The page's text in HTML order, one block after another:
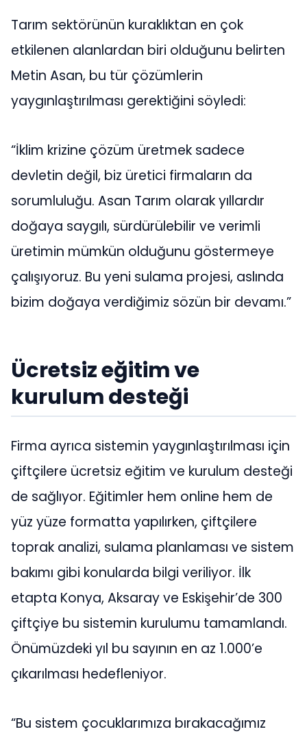
Tarım sektörünün kuraklıktan en çok
etkilenen alanlardan biri olduğunu belirten
Metin Asan, bu tür çözümlerin
yaygınlaştırılması gerektiğini söyledi:
“İklim krizine çözüm üretmek sadece
devletin değil, biz üretici firmaların da
sorumluluğu. Asan Tarım olarak yıllardır
doğaya saygılı, sürdürülebilir ve verimli
üretimin mümkün olduğunu göstermeye
çalışıyoruz. Bu yeni sulama projesi, aslında
bizim doğaya verdiğimiz sözün bir devamı.”
Ücretsiz eğitim ve
kurulum desteği
Firma ayrıca sistemin yaygınlaştırılması için
çiftçilere ücretsiz eğitim ve kurulum desteği
de sağlıyor. Eğitimler hem online hem de
yüz yüze formatta yapılırken, çiftçilere
toprak analizi, sulama planlaması ve sistem
bakımı gibi konularda bilgi veriliyor. İlk
etapta Konya, Aksaray ve Eskişehir’de 300
çiftçiye bu sistemin kurulumu tamamlandı.
Önümüzdeki yıl bu sayının en az 1.000’e
çıkarılması hedefleniyor.
“Bu sistem çocuklarımıza bırakacağımız